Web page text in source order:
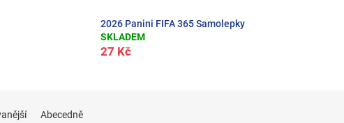
2026 Panini FIFA 365 Samolepky
SKLADEM
27 Kč
Abecedně